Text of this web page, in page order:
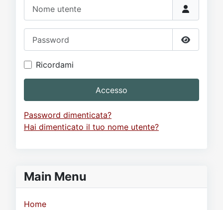
Mostra
Ricordami
Accesso
Password dimenticata?
Hai dimenticato il tuo nome utente?
Main Menu
Home